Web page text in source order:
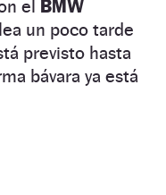
el BMW
un poco tarde
previsto hasta
bávara ya está